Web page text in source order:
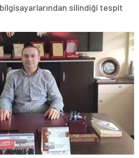
bilgisayarlarından silindiği tespit